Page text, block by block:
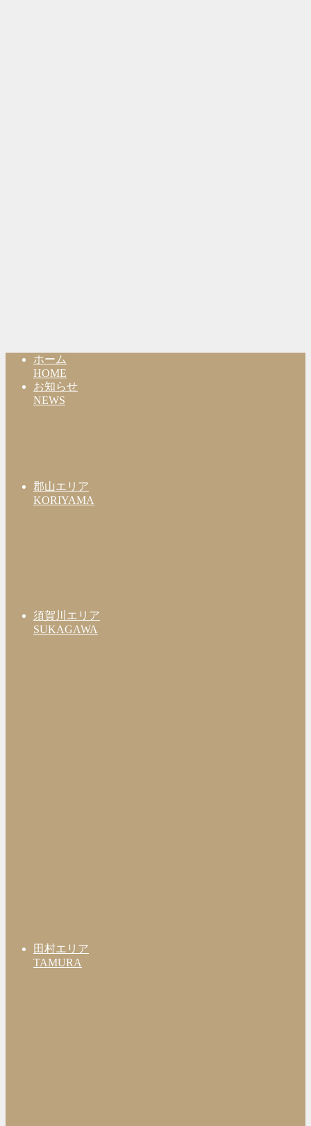
ホーム
HOME
お知らせ
NEWS
郡山エリア
KORIYAMA
須賀川エリア
SUKAGAWA
田村エリア
TAMURA